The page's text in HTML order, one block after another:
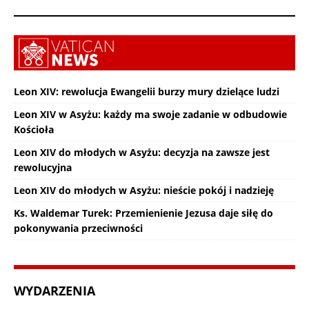
Leon XIV: rewolucja Ewangelii burzy mury dzielące ludzi
Leon XIV w Asyżu: każdy ma swoje zadanie w odbudowie
Kościoła
Leon XIV do młodych w Asyżu: decyzja na zawsze jest
rewolucyjna
Leon XIV do młodych w Asyżu: nieście pokój i nadzieję
Ks. Waldemar Turek: Przemienienie Jezusa daje siłę do
pokonywania przeciwności
WYDARZENIA